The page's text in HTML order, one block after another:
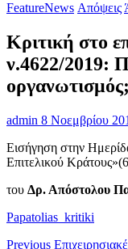
FeatureNews Απόψεις
Κριτική στο
ν.4622/2019:
οργανωτισμός;
admin 8 Νοεμβρίου
Εισήγηση στην
Επιτελικού
του Δρ. Απόστολου
Papatolias_kritiki
Previous Previous